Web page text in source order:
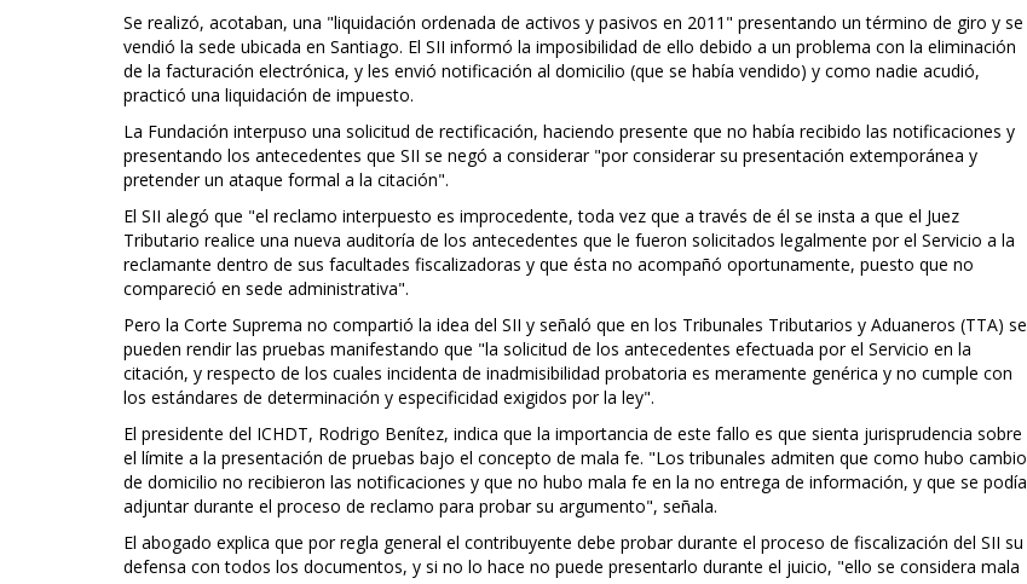
Se realizó, acotaban, una "liquidación ordenada de activos y pasivos en 2011" presentando un término de giro y se
vendió la sede ubicada en Santiago. El SII informó la imposibilidad de ello debido a un problema con la eliminación
de la facturación electrónica, y les envió notificación al domicilio (que se había vendido) y como nadie acudió,
practicó una liquidación de impuesto.
La Fundación interpuso una solicitud de rectificación, haciendo presente que no había recibido las notificaciones y
presentando los antecedentes que SII se negó a considerar "por considerar su presentación extemporánea y
pretender un ataque formal a la citación".
El SII alegó que "el reclamo interpuesto es improcedente, toda vez que a través de él se insta a que el Juez
Tributario realice una nueva auditoría de los antecedentes que le fueron solicitados legalmente por el Servicio a la
reclamante dentro de sus facultades fiscalizadoras y que ésta no acompañó oportunamente, puesto que no
compareció en sede administrativa".
Pero la Corte Suprema no compartió la idea del SII y señaló que en los Tribunales Tributarios y Aduaneros (TTA) se
pueden rendir las pruebas manifestando que "la solicitud de los antecedentes efectuada por el Servicio en la
citación, y respecto de los cuales incidenta de inadmisibilidad probatoria es meramente genérica y no cumple con
los estándares de determinación y especificidad exigidos por la ley".
El presidente del ICHDT, Rodrigo Benítez, indica que la importancia de este fallo es que sienta jurisprudencia sobre
el límite a la presentación de pruebas bajo el concepto de mala fe. "Los tribunales admiten que como hubo cambio
de domicilio no recibieron las notificaciones y que no hubo mala fe en la no entrega de información, y que se podía
adjuntar durante el proceso de reclamo para probar su argumento", señala.
El abogado explica que por regla general el contribuyente debe probar durante el proceso de fiscalización del SII su
defensa con todos los documentos, y si no lo hace no puede presentarlo durante el juicio, "ello se considera mala